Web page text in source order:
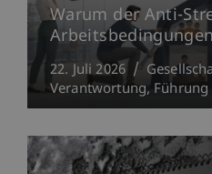
Warum der Anti-
22. Juli 2026
Verantwortung Führung